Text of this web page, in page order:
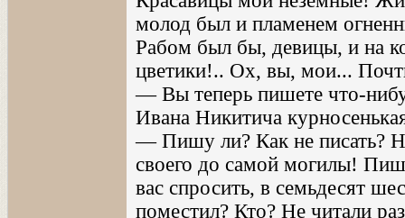
молод был и пламенем
Рабом был бы, девицы, и на
цветики!.. Ох, вы, мои...
— Вы теперь пишете что-
Ивана Никитича
— Пишу ли? Как не писать?
своего до самой могилы!
вас спросить, в семьдесят
поместил? Кто? Не читали